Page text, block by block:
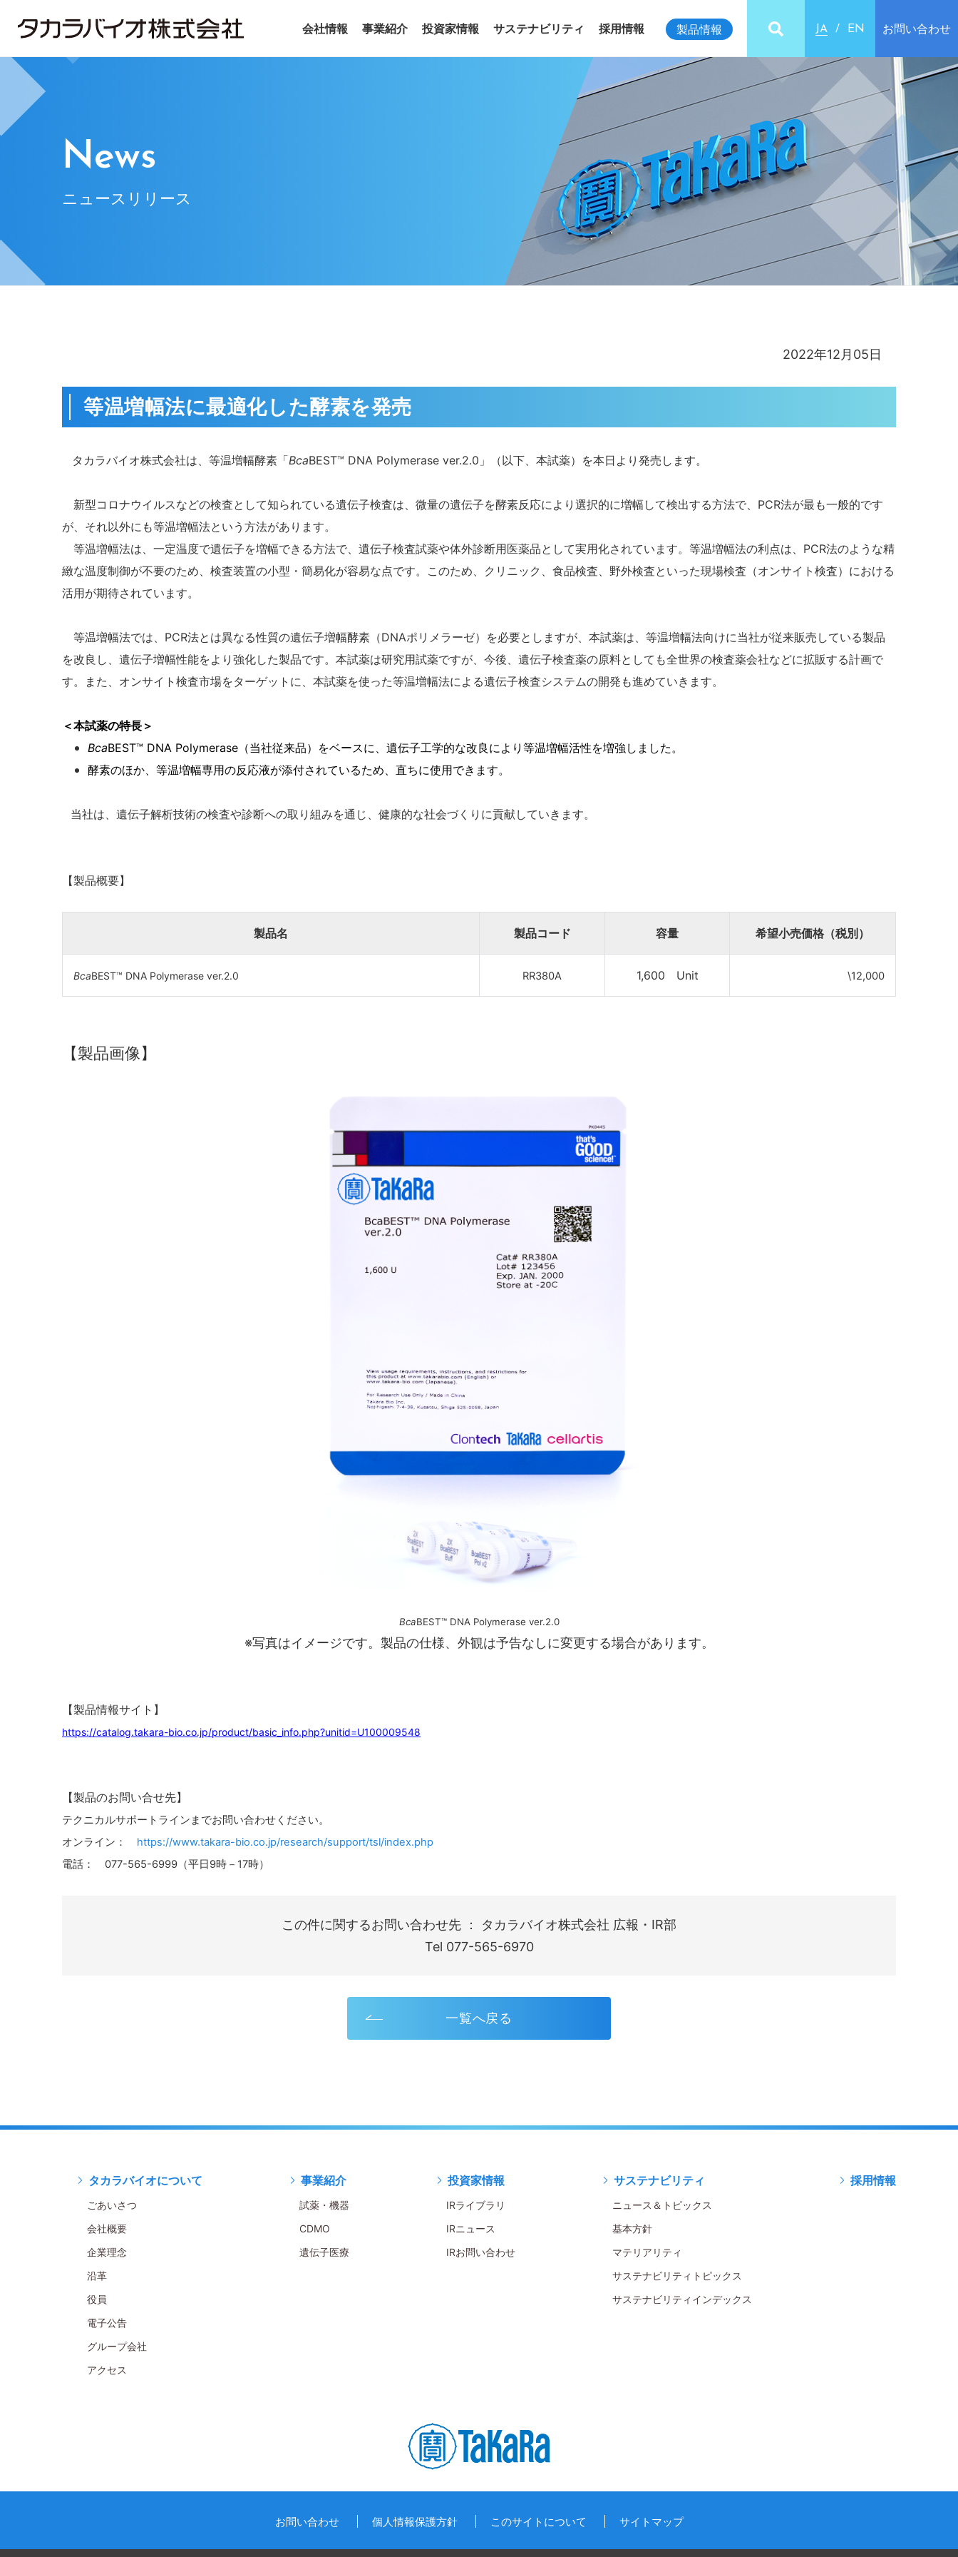
News
ニュースリリース
2022年12月05日
等温増幅法に最適化した酵素を発売
タカラバイオ株式会社は、等温増幅酵素「BcaBEST™ DNA Polymerase ver.2.0」（以下、本試薬）を本日より発売します。
新型コロナウイルスなどの検査として知られている遺伝子検査は、微量の遺伝子を酵素反応により選択的に増幅して検出する方法で、PCR法が最も一般的です
が、 それ以外にも等温増幅法という方法があります。
等温増幅法は、一定温度で遺伝子を増幅できる方法で、遺伝子検査試薬や体外診断用医薬品として実用化されています。等温増幅法の利点は、PCR法のような精
緻な温度制御が不要のため、検査装置の小型・簡易化が容易な点です。このため、クリニック、食品検査、野外検査といった現場検査（オンサイト検査）における
活用が期待されています。
等温増幅法では、PCR法とは異なる性質の遺伝子増幅酵素（DNAポリメラーゼ）を必要としますが、本試薬は、等温増幅法向けに当社が従来販売している製品
を改良し、遺伝子増幅性能をより強化した製品です。本試薬は研究用試薬ですが、今後、遺伝子検査薬の原料としても全世界の検査薬会社などに拡販する計画で
す。また、オンサイト検査市場をターゲットに、本試薬を使った等温増幅法による遺伝子検査システムの開発も進めていきます。
＜本試薬の特長＞
BcaBEST™ DNA Polymerase（当社従来品）をベースに、遺伝子工学的な改良により等温増幅活性を増強しました。
酵素のほか、等温増幅専用の反応液が添付されているため、直ちに使用できます。
当社は、遺伝子解析技術の検査や診断への取り組みを通じ、健康的な社会づくりに貢献していきます。
【製品概要】
製品名 製品コード 容量 希望小売価格（税別）
BcaBEST™ DNA Polymerase ver.2.0 RR380A 1,600 Unit \12,000
【製品画像】
BcaBEST™ DNA Polymerase ver.2.0
※写真はイメージです。製品の仕様、外観は予告なしに変更する場合があります。
【製品情報サイト】
https://catalog.takara-bio.co.jp/product/basic_info.php?unitid=U100009548
【製品のお問い合せ先】
テクニカルサポートラインまでお問い合わせください。
オンライン： https://www.takara-bio.co.jp/research/support/tsl/index.php
電話： 077-565-6999（平日9時－17時）
この件に関するお問い合わせ先 ： タカラバイオ株式会社 広報・IR部
Tel 077-565-6970
一覧へ戻る
タカラバイオについて
ごあいさつ
会社概要
企業理念
沿革
役員
電子公告
グループ会社
アクセス
事業紹介
試薬・機器
CDMO
遺伝子医療
投資家情報
IRライブラリ
IRニュース
IRお問い合わせ
サステナビリティ
ニュース＆トピックス
基本方針
マテリアリティ
サステナビリティトピックス
サステナビリティインデックス
採用情報
お問い合わせ 個人情報保護方針 このサイトについて サイトマップ
製品情報 JA EN お問い合わせ
ごあいさつ グループ会社
会社情報
試薬・機器
事業紹介
IRライブラリ
投資家情報
ニュース＆トピックス サステナビリティインデックス
サステナビリティ 採用情報